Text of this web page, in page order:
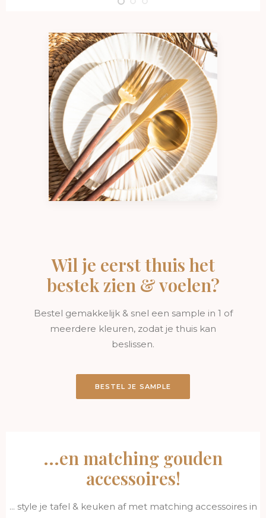
Wil je eerst thuis het
bestek zien & voelen?
Bestel gemakkelijk & snel een sample in 1 of
meerdere kleuren, zodat je thuis kan
beslissen.
BESTEL JE SAMPLE
...en matching gouden
accessoires!
... style je tafel & keuken af met matching accessoires in